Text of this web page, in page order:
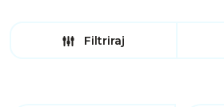
Filtriraj